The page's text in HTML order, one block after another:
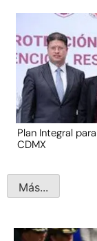
Plan Integral
CDMX
Más...